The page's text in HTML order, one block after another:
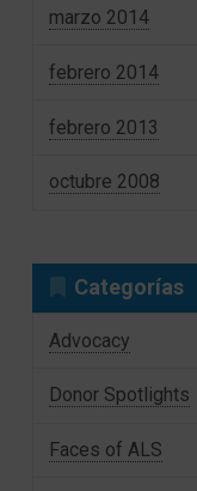
marzo 2014
febrero 2014
febrero 2013
octubre 2008
Categorías
Advocacy
Donor Spotlights
Faces of ALS